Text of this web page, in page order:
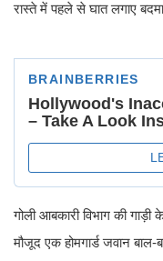
रास्ते में पहले से घात लगाए
गोली आबकारी विभाग की
मौजूद एक होमगार्ड जवान